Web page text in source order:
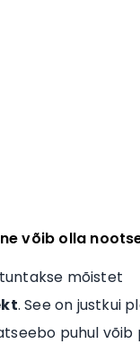
võib olla
mõistet
. See on justkui
puhul võib